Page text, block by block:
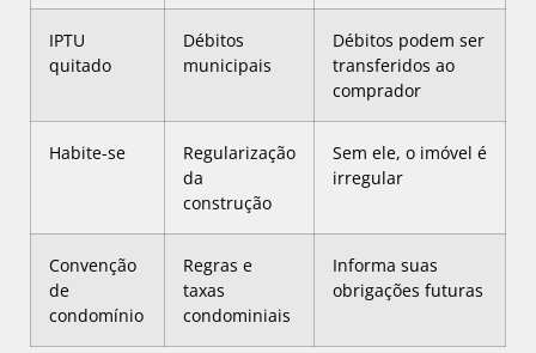
IPTU
quitado
Débitos
municipais
Débitos podem ser
transferidos ao
comprador
Habite-se
Regularização
da
construção
Sem ele, o imóvel é
irregular
Convenção
de
condomínio
Regras e
taxas
condominiais
Informa suas
obrigações futuras